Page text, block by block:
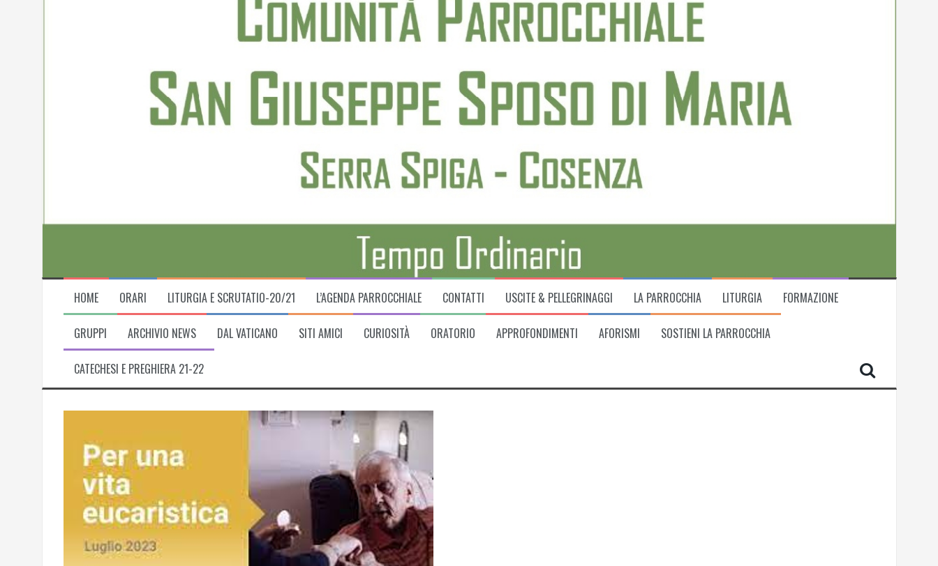
HOME ORARI LITURGIA E SCRUTATIO-20/21 L’AGENDA PARROCCHIALE CONTATTI USCITE & PELLEGRINAGGI LA PARROCCHIA LITURGIA FORMAZIONE
GRUPPI ARCHIVIO NEWS DAL VATICANO SITI AMICI CURIOSITÀ ORATORIO APPROFONDIMENTI AFORISMI SOSTIENI LA PARROCCHIA
CATECHESI E PREGHIERA 21-22